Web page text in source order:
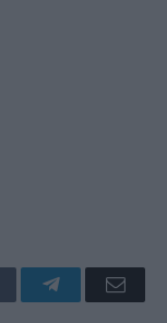
Tumblr Telegram